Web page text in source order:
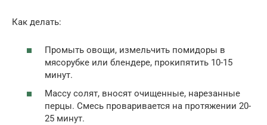
Как делать:
Промыть овощи, измельчить помидоры в
мясорубке или блендере, прокипятить 10-15
минут.
Массу солят, вносят очищенные, нарезанные
перцы. Смесь проваривается на протяжении 20-
25 минут.